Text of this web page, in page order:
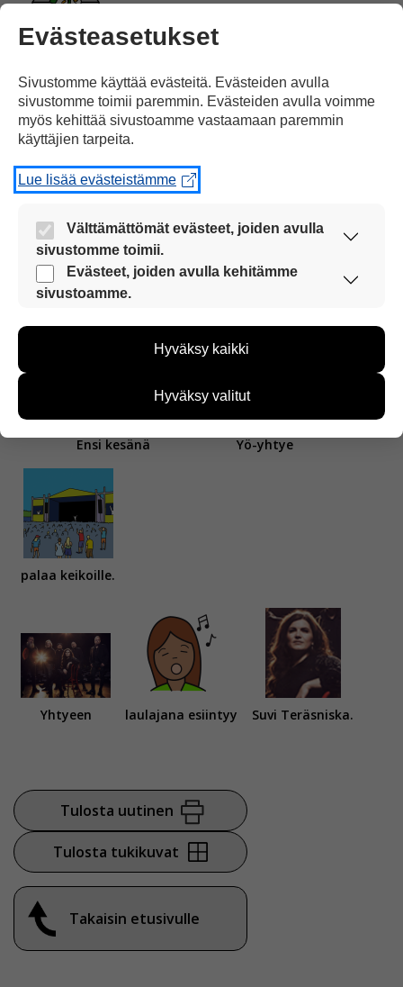
kuoli kaksi vuotta sitten, vuonna 2019.
Yö-yhtye ei ole esiintynyt keikoilla
Ensi kesänä Yö-yhtye
palaa keikoille.
Yhtyeen laulajana esiintyy Suvi Teräsniska.
Tulosta uutinen
Tulosta tukikuvat
Takaisin etusivulle
Evästeasetukset
Sivustomme käyttää evästeitä. Evästeiden avulla
sivustomme toimii paremmin. Evästeiden avulla voimme
myös kehittää sivustoamme vastaamaan paremmin
käyttäjien tarpeita.
Lue lisää evästeistämme
Välttämättömät evästeet, joiden avulla
sivustomme toimii.
Nämä evästeet ovat aina käytössä, jotta
sivustoamme voi käyttää sujuvasti ja turvallisesti.
Evästeet, joiden avulla kehitämme
sivustoamme.
kehittää sivustoamme vastaamaan paremmin
kävijämääristä ja siitä, mitä sivuja käytetään ja
miten sivuilla liikutaan. Emme kuitenkaan kerää
yksittäiseen käyttäjään.
Voit valita, hyväksytkö näiden evästeiden käytön.
Hyväksy kaikki
Hyväksy valitut